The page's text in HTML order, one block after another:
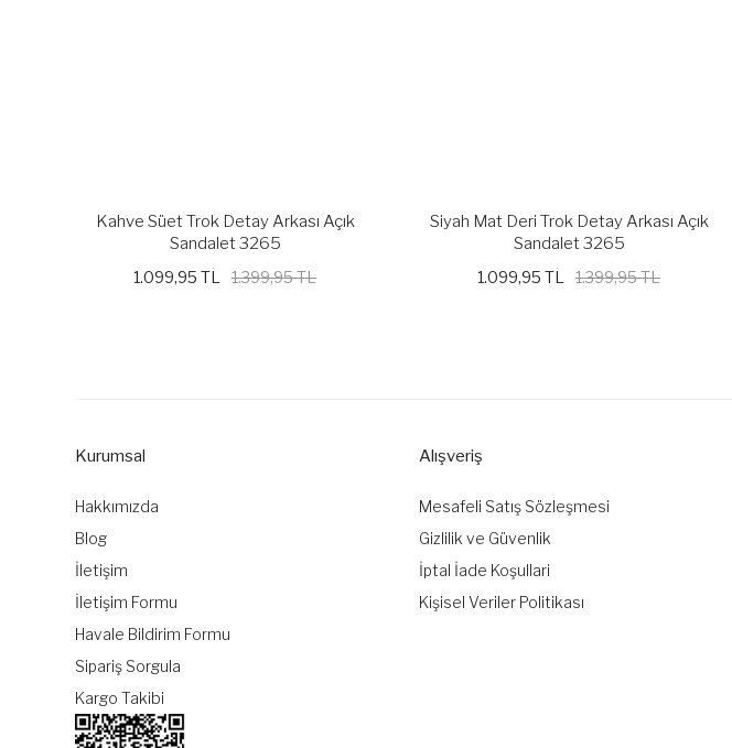
Kahve Süet Trok Detay Arkası Açık
Sandalet 3265
1.099,95 TL 1.399,95 TL
Siyah Mat Deri Trok Detay Arkası Açık
Sandalet 3265
1.099,95 TL 1.399,95 TL
Kurumsal
Hakkımızda
Blog
İletişim
İletişim Formu
Havale Bildirim Formu
Sipariş Sorgula
Kargo Takibi
Alışveriş
Mesafeli Satış Sözleşmesi
Gizlilik ve Güvenlik
İptal İade Koşullari
Kişisel Veriler Politikası